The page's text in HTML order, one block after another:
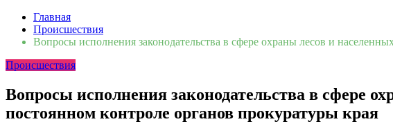
Главная
Происшествия
Вопросы исполнения законодательства в сфере охраны лесов и
Происшествия
Вопросы исполнения законодательства в сфере
постоянном контроле органов прокуратуры края